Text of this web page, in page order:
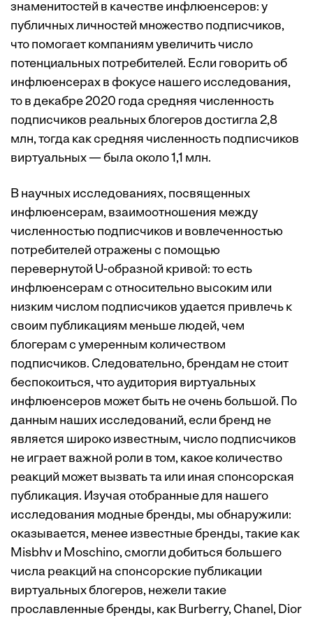
знаменитостей в качестве инфлюенсеров: у
публичных личностей множество подписчиков,
что помогает компаниям увеличить число
потенциальных потребителей. Если говорить об
инфлюенсерах в фокусе нашего исследования,
то в декабре 2020 года средняя численность
подписчиков реальных блогеров достигла 2,8
млн, тогда как средняя численность подписчиков
виртуальных — была около 1,1 млн.
В научных исследованиях, посвященных
инфлюенсерам, взаимоотношения между
численностью подписчиков и вовлеченностью
потребителей отражены с помощью
перевернутой U-образной кривой: то есть
инфлюенсерам с относительно высоким или
низким числом подписчиков удается привлечь к
своим публикациям меньше людей, чем
блогерам с умеренным количеством
подписчиков. Следовательно, брендам не стоит
беспокоиться, что аудитория виртуальных
инфлюенсеров может быть не очень большой. По
данным наших исследований, если бренд не
является широко известным, число подписчиков
не играет важной роли в том, какое количество
реакций может вызвать та или иная спонсорская
публикация. Изучая отобранные для нашего
исследования модные бренды, мы обнаружили:
оказывается, менее известные бренды, такие как
Misbhv и Moschino, смогли добиться большего
числа реакций на спонсорские публикации
виртуальных блогеров, нежели такие
прославленные бренды, как Burberry, Chanel, Dior